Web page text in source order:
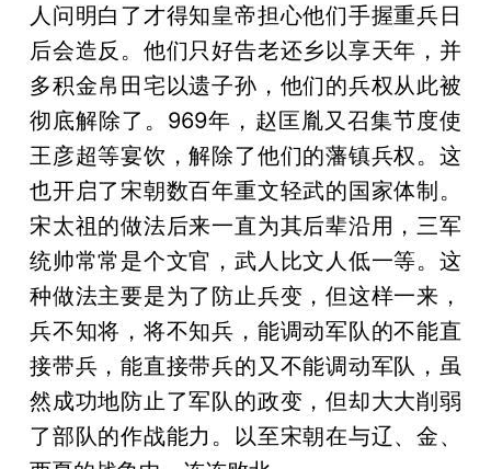
人问明白了才得知皇帝担心他们手握重兵日
后会造反。他们只好告老还乡以享天年，并
多积金帛田宅以遗子孙，他们的兵权从此被
彻底解除了。969年，赵匡胤又召集节度使
王彦超等宴饮，解除了他们的藩镇兵权。这
也开启了宋朝数百年重文轻武的国家体制。
宋太祖的做法后来一直为其后辈沿用，三军
统帅常常是个文官，武人比文人低一等。这
种做法主要是为了防止兵变，但这样一来，
兵不知将，将不知兵，能调动军队的不能直
接带兵，能直接带兵的又不能调动军队，虽
然成功地防止了军队的政变，但却大大削弱
了部队的作战能力。以至宋朝在与辽、金、